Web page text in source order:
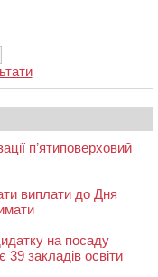
п’ятиповерховий
виплати до Дня
на посаду
закладів освіти